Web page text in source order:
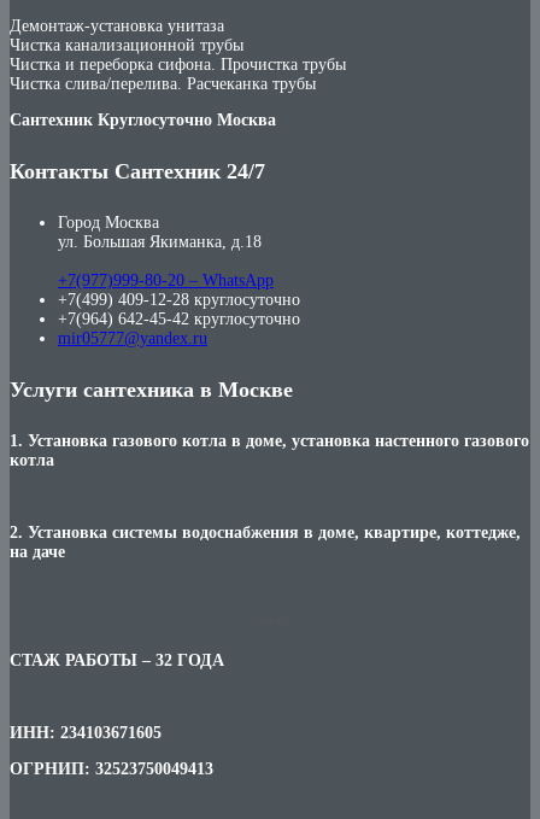
Демонтаж-установка унитаза
Чистка канализационной трубы
Чистка и переборка сифона. Прочистка трубы
Чистка слива/перелива. Расчеканка трубы
Сантехник Круглосуточно Москва
Контакты Сантехник 24/7
Город Москва
ул. Большая Якиманка, д.18
+7(977)999-80-20 – WhatsApp
+7(499) 409-12-28 круглосуточно
+7(964) 642-45-42 круглосуточно
mir05777@yandex.ru
Услуги сантехника в Москве
1. Установка газового котла в доме, установка настенного газового
котла
2. Установка системы водоснабжения в доме, квартире, коттедже,
на даче
СТАЖ РАБОТЫ – 32 ГОДА
ИНН: 234103671605
ОГРНИП: 32523750049413